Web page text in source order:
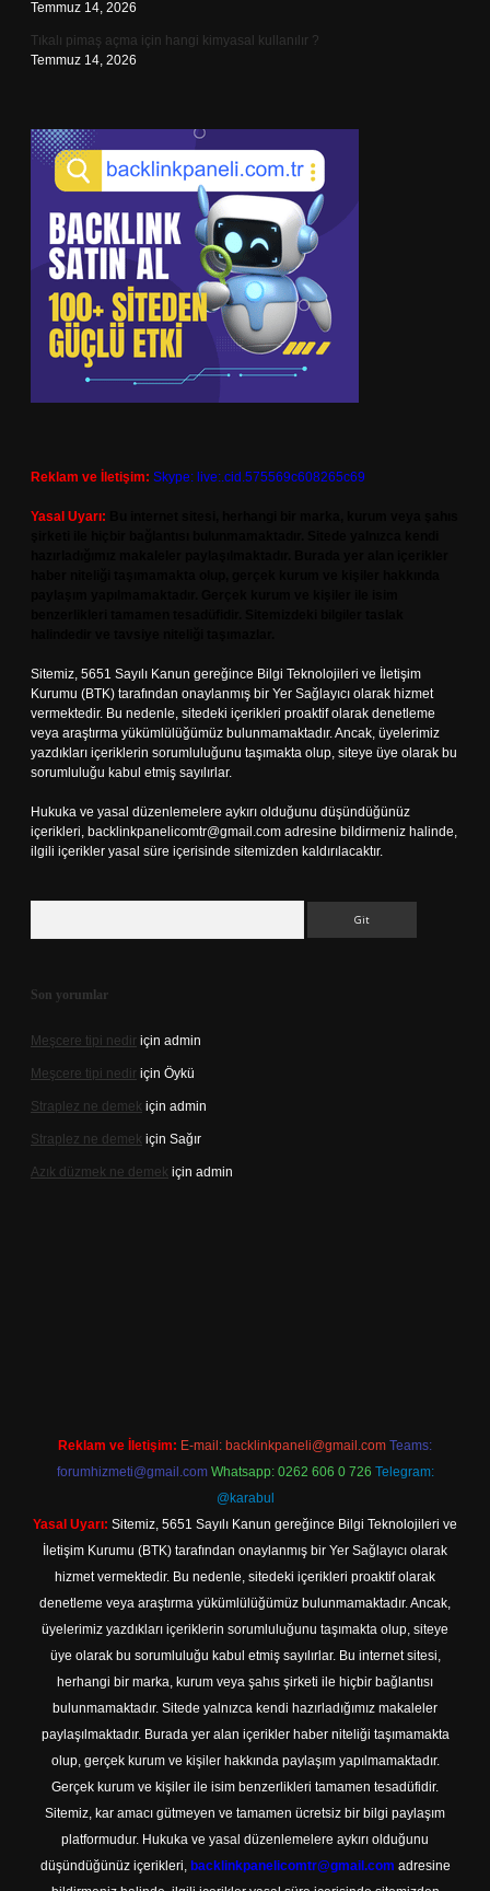
Temmuz 14, 2026
Tıkalı pimaş açma için hangi kimyasal kullanılır ?
Temmuz 14, 2026
Reklam ve İletişim: Skype: live:.cid.575569c608265c69
Yasal Uyarı:
Sitemiz, 5651 Sayılı Kanun gereğince Bilgi Teknolojileri ve İletişim
Kurumu (BTK) tarafından onaylanmış bir Yer Sağlayıcı olarak hizmet
vermektedir. Bu nedenle, sitedeki içerikleri proaktif olarak denetleme
veya araştırma yükümlülüğümüz bulunmamaktadır. Ancak, üyelerimiz
yazdıkları içeriklerin sorumluluğunu taşımakta olup, siteye üye olarak bu
sorumluluğu kabul etmiş sayılırlar.
Hukuka ve yasal düzenlemelere aykırı olduğunu düşündüğünüz
içerikleri, backlinkpanelicomtr@gmail.com adresine bildirmeniz halinde,
ilgili içerikler yasal süre içerisinde sitemizden kaldırılacaktır.
Son yorumlar
Meşcere tipi nedir için admin
Meşcere tipi nedir için Öykü
Straplez ne demek için admin
Straplez ne demek için Sağır
Azık düzmek ne demek için admin
Reklam ve İletişim: E-mail: backlinkpaneli@gmail.com Teams:
forumhizmeti@gmail.com Whatsapp: 0262 606 0 726 Telegram:
@karabul
Yasal Uyarı: Sitemiz, 5651 Sayılı Kanun gereğince Bilgi Teknolojileri ve
İletişim Kurumu (BTK) tarafından onaylanmış bir Yer Sağlayıcı olarak
hizmet vermektedir. Bu nedenle, sitedeki içerikleri proaktif olarak
denetleme veya araştırma yükümlülüğümüz bulunmamaktadır. Ancak,
üyelerimiz yazdıkları içeriklerin sorumluluğunu taşımakta olup, siteye
üye olarak bu sorumluluğu kabul etmiş sayılırlar. Bu internet sitesi,
herhangi bir marka, kurum veya şahıs şirketi ile hiçbir bağlantısı
bulunmamaktadır. Sitede yalnızca kendi hazırladığımız makaleler
paylaşılmaktadır. Burada yer alan içerikler haber niteliği taşımamakta
olup, gerçek kurum ve kişiler hakkında paylaşım yapılmamaktadır.
Gerçek kurum ve kişiler ile isim benzerlikleri tamamen tesadüfidir.
Sitemiz, kar amacı gütmeyen ve tamamen ücretsiz bir bilgi paylaşım
platformudur. Hukuka ve yasal düzenlemelere aykırı olduğunu
düşündüğünüz içerikleri, backlinkpanelicomtr@gmail.com adresine